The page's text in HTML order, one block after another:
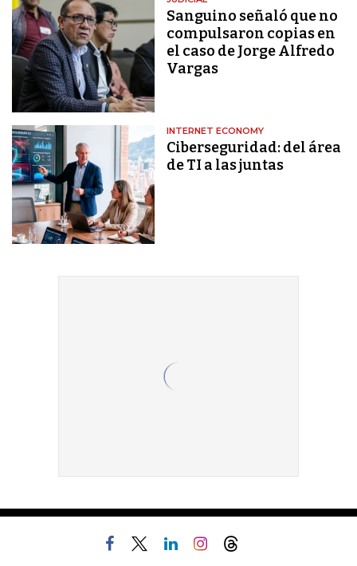
Sanguino señaló que no
compulsaron copias en
el caso de Jorge Alfredo
Vargas
INTERNET ECONOMY
Ciberseguridad: del área
de TI a las juntas